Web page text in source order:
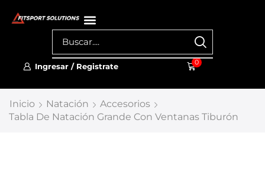
Ingresar / Registrate 0
Inicio Natación
Accesorios
Tabla De Natación Grande Con Ventanas Tiburón